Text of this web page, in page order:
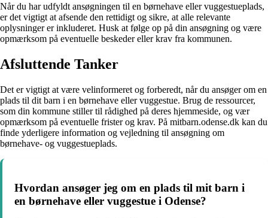
Når du har udfyldt ansøgningen til en børnehave eller vuggestueplads,
er det vigtigt at afsende den rettidigt og sikre, at alle relevante
oplysninger er inkluderet. Husk at følge op på din ansøgning og være
opmærksom på eventuelle beskeder eller krav fra kommunen.
Afsluttende Tanker
Det er vigtigt at være velinformeret og forberedt, når du ansøger om en
plads til dit barn i en børnehave eller vuggestue. Brug de ressourcer,
som din kommune stiller til rådighed på deres hjemmeside, og vær
opmærksom på eventuelle frister og krav. På mitbarn.odense.dk kan du
finde yderligere information og vejledning til ansøgning om
børnehave- og vuggestueplads.
Hvordan ansøger jeg om en plads til mit barn i
en børnehave eller vuggestue i Odense?